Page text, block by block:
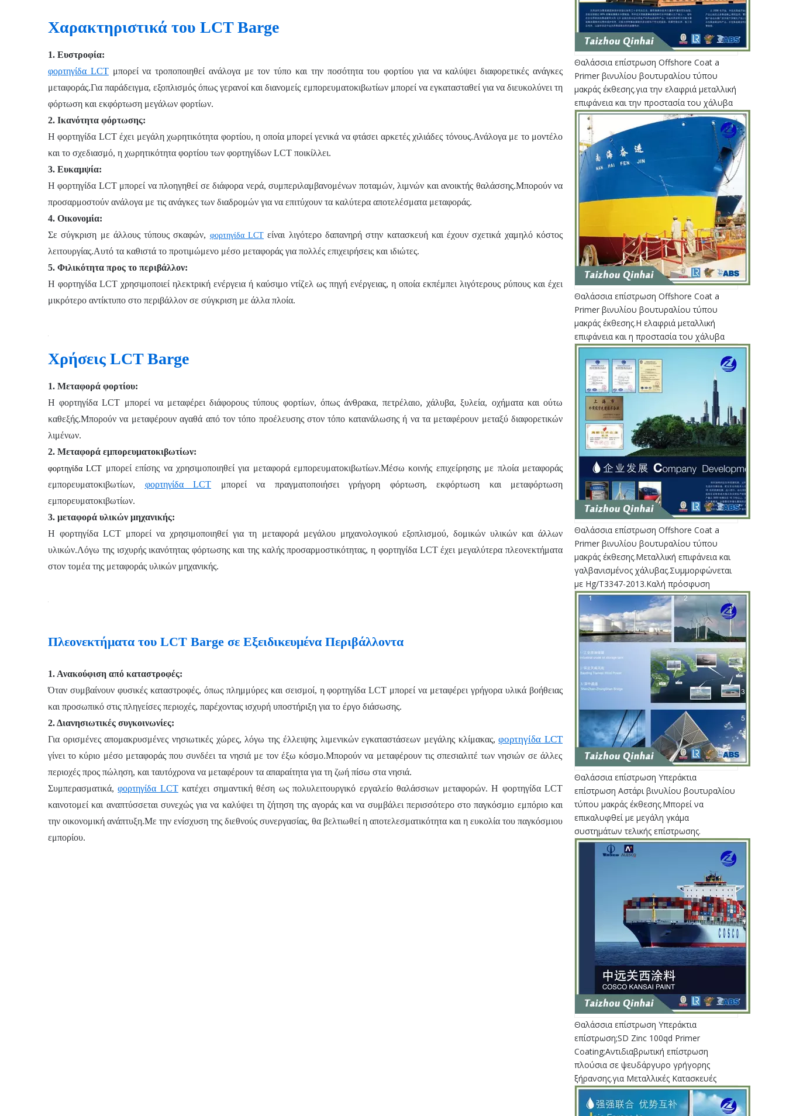
Χαρακτηριστικά του LCT Barge
1. Ευστροφία:
φορτηγίδα LCTμπορεί να τροποποιηθεί ανάλογα με τον τύπο και την ποσότητα του φορτίου για να καλύψει διαφορετικές ανάγκες
μεταφοράς.Για παράδειγμα, εξοπλισμός όπως γερανοί και διανομείς εμπορευματοκιβωτίων μπορεί να εγκατασταθεί για να διευκολύνει τη
φόρτωση και εκφόρτωση μεγάλων φορτίων.
2. Ικανότητα φόρτωσης:
Η φορτηγίδα LCT έχει μεγάλη χωρητικότητα φορτίου, η οποία μπορεί γενικά να φτάσει αρκετές χιλιάδες τόνους.Ανάλογα με το μοντέλο
και το σχεδιασμό, η χωρητικότητα φορτίου των φορτηγίδων LCT ποικίλλει.
3. Ευκαμψία:
Η φορτηγίδα LCT μπορεί να πλοηγηθεί σε διάφορα νερά, συμπεριλαμβανομένων ποταμών, λιμνών και ανοικτής θαλάσσης.Μπορούν να
προσαρμοστούν ανάλογα με τις ανάγκες των διαδρομών για να επιτύχουν τα καλύτερα αποτελέσματα μεταφοράς.
4. Οικονομία:
Σε σύγκριση με άλλους τύπους σκαφών, φορτηγίδα LCT είναι λιγότερο δαπανηρή στην κατασκευή και έχουν σχετικά χαμηλό κόστος
λειτουργίας.Αυτό τα καθιστά το προτιμώμενο μέσο μεταφοράς για πολλές επιχειρήσεις και ιδιώτες.
5. Φιλικότητα προς το περιβάλλον:
Η φορτηγίδα LCT χρησιμοποιεί ηλεκτρική ενέργεια ή καύσιμο ντίζελ ως πηγή ενέργειας, η οποία εκπέμπει λιγότερους ρύπους και έχει
μικρότερο αντίκτυπο στο περιβάλλον σε σύγκριση με άλλα πλοία.
Χρήσεις LCT Barge
1. Μεταφορά φορτίου:
Η φορτηγίδα LCT μπορεί να μεταφέρει διάφορους τύπους φορτίων, όπως άνθρακα, πετρέλαιο, χάλυβα, ξυλεία, οχήματα και ούτω
καθεξής.Μπορούν να μεταφέρουν αγαθά από τον τόπο προέλευσης στον τόπο κατανάλωσης ή να τα μεταφέρουν μεταξύ διαφορετικών
λιμένων.
2. Μεταφορά εμπορευματοκιβωτίων:
φορτηγίδα LCT μπορεί επίσης να χρησιμοποιηθεί για μεταφορά εμπορευματοκιβωτίων.Μέσω κοινής επιχείρησης με πλοία μεταφοράς
εμπορευματοκιβωτίων, φορτηγίδα LCT μπορεί να πραγματοποιήσει γρήγορη φόρτωση, εκφόρτωση και μεταφόρτωση
εμπορευματοκιβωτίων.
3. μεταφορά υλικών μηχανικής:
Η φορτηγίδα LCT μπορεί να χρησιμοποιηθεί για τη μεταφορά μεγάλου μηχανολογικού εξοπλισμού, δομικών υλικών και άλλων
υλικών.Λόγω της ισχυρής ικανότητας φόρτωσης και της καλής προσαρμοστικότητας, η φορτηγίδα LCT έχει μεγαλύτερα πλεονεκτήματα
στον τομέα της μεταφοράς υλικών μηχανικής.
Πλεονεκτήματα του LCT Barge σε Εξειδικευμένα Περιβάλλοντα
1. Ανακούφιση από καταστροφές:
Όταν συμβαίνουν φυσικές καταστροφές, όπως πλημμύρες και σεισμοί, η φορτηγίδα LCT μπορεί να μεταφέρει γρήγορα υλικά βοήθειας
και προσωπικό στις πληγείσες περιοχές, παρέχοντας ισχυρή υποστήριξη για το έργο διάσωσης.
2. Διανησιωτικές συγκοινωνίες:
Για ορισμένες απομακρυσμένες νησιωτικές χώρες, λόγω της έλλειψης λιμενικών εγκαταστάσεων μεγάλης κλίμακας,φορτηγίδα LCT
γίνει το κύριο μέσο μεταφοράς που συνδέει τα νησιά με τον έξω κόσμο.Μπορούν να μεταφέρουν τις σπεσιαλιτέ των νησιών σε άλλες
περιοχές προς πώληση, και ταυτόχρονα να μεταφέρουν τα απαραίτητα για τη ζωή πίσω στα νησιά.
Συμπερασματικά,φορτηγίδα LCTκατέχει σημαντική θέση ως πολυλειτουργικό εργαλείο θαλάσσιων μεταφορών. Η φορτηγίδα LCT
καινοτομεί και αναπτύσσεται συνεχώς για να καλύψει τη ζήτηση της αγοράς και να συμβάλει περισσότερο στο παγκόσμιο εμπόριο και
την οικονομική ανάπτυξη.Με την ενίσχυση της διεθνούς συνεργασίας, θα βελτιωθεί η αποτελεσματικότητα και η ευκολία του παγκόσμιου
εμπορίου.
Θαλάσσια επίστρωση Offshore Coat a
Primer βινυλίου βουτυραλίου τύπου
μακράς έκθεσης.για την ελαφριά μεταλλική
επιφάνεια και την προστασία του χάλυβα
Θαλάσσια επίστρωση Offshore Coat a
Primer βινυλίου βουτυραλίου τύπου
μακράς έκθεσης.Η ελαφριά μεταλλική
επιφάνεια και η προστασία του χάλυβα
Θαλάσσια επίστρωση Offshore Coat a
Primer βινυλίου βουτυραλίου τύπου
μακράς έκθεσης.Μεταλλική επιφάνεια και
γαλβανισμένος χάλυβας.Συμμορφώνεται
με Hg/T3347-2013.Καλή πρόσφυση
Θαλάσσια επίστρωση Υπεράκτια
επίστρωση Αστάρι βινυλίου βουτυραλίου
τύπου μακράς έκθεσης.Μπορεί να
επικαλυφθεί με μεγάλη γκάμα
συστημάτων τελικής επίστρωσης.
Θαλάσσια επίστρωση Υπεράκτια
επίστρωση;SD Zinc 100qd Primer
Coating;Αντιδιαβρωτική επίστρωση
πλούσια σε ψευδάργυρο γρήγορης
ξήρανσης.για Μεταλλικές Κατασκευές